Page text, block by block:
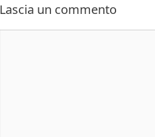
Lascia un commento